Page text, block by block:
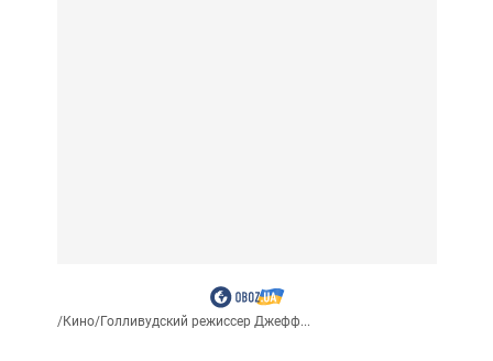
/Кино/Голливудский режиссер Джефф...